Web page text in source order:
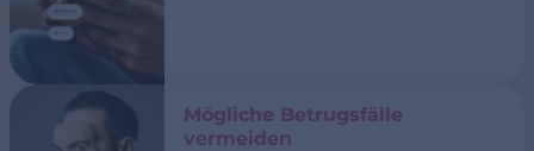
Mögliche Betrugsfälle
vermeiden